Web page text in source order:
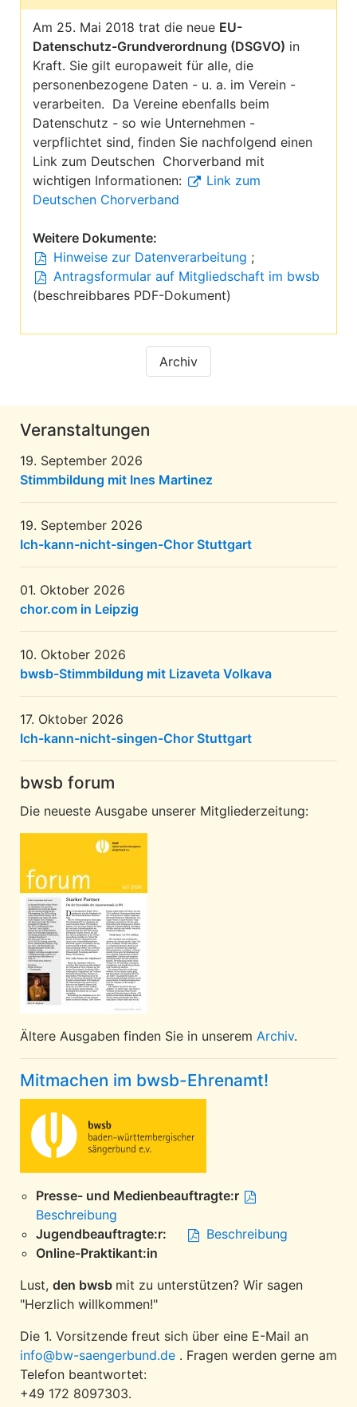
Am 25. Mai 2018 trat die neue EU-
Datenschutz-Grundverordnung (DSGVO) in
Kraft. Sie gilt europaweit für alle, die
personenbezogene Daten - u. a. im Verein -
verarbeiten. Da Vereine ebenfalls beim
Datenschutz - so wie Unternehmen -
verpflichtet sind, finden Sie nachfolgend einen
Link zum Deutschen Chorverband mit
wichtigen Informationen:
Link zum
Deutschen Chorverband
Weitere Dokumente:
Hinweise zur Datenverarbeitung ;
Antragsformular auf Mitgliedschaft im bwsb
(beschreibbares PDF-Dokument)
Archiv
Veranstaltungen
19. September 2026
Stimmbildung mit Ines Martinez
19. September 2026
Ich-kann-nicht-singen-Chor Stuttgart
01. Oktober 2026
chor.com in Leipzig
10. Oktober 2026
bwsb-Stimmbildung mit Lizaveta Volkava
17. Oktober 2026
Ich-kann-nicht-singen-Chor Stuttgart
bwsb forum
Die neueste Ausgabe unserer Mitgliederzeitung:
Ältere Ausgaben finden Sie in unserem Archiv.
Mitmachen im bwsb-Ehrenamt!
Presse- und Medienbeauftragte:r
Beschreibung
Jugendbeauftragte:r:
Beschreibung
Online-Praktikant:in
Lust, den bwsb mit zu unterstützen? Wir sagen
"Herzlich willkommen!"
Die 1. Vorsitzende freut sich über eine E-Mail an
info@bw-saengerbund.de . Fragen werden gerne am
Telefon beantwortet:
+49 172 8097303.